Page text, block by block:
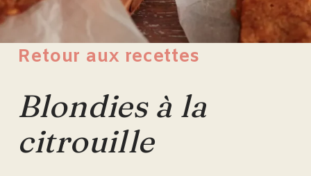
Retour aux recettes
Blondies à la
citrouille